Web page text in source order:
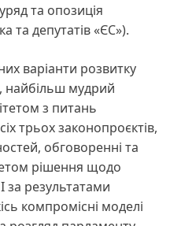
та опозиція
та депутатів «ЄС»).
варіанти розвитку
найбільш мудрий
з питань
трьох законопроєктів,
обговоренні та
рішення щодо
за результатами
компромісні моделі